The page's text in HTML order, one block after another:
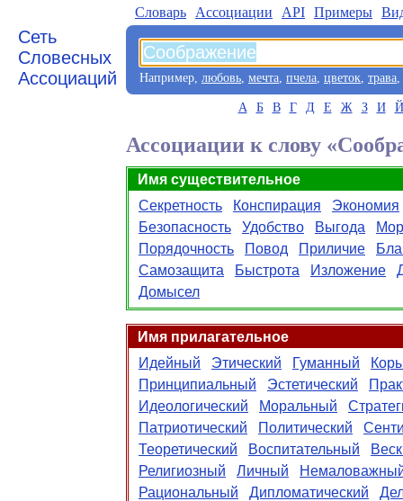
Сеть
Словесных
Ассоциаций
Словарь Aссоциации API Примеры
Например, любовь, мечта, пчела, цветок, трава,
А Б В Г Д Е Ж З И Й
Ассоциации к слову
Имя существительное
Секретность
Конспирация
Экономия
Безопасность
Удобство Выгода
Порядочность
Повод Приличие
Самозащита
Быстрота Изложение
Домысел
Имя прилагательное
Идейный
Этический Гуманный
Принципиальный
Эстетический
Идеологический
Моральный
Патриотический
Политический
Теоретический
Воспитательный
Религиозный
Личный
Рациональный
Дипломатический